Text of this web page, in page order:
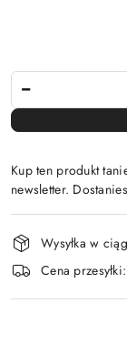
Kup ten produkt
newsletter.
Dostępność
i
dostawa
Wysyłka w
Cena przesyłki: